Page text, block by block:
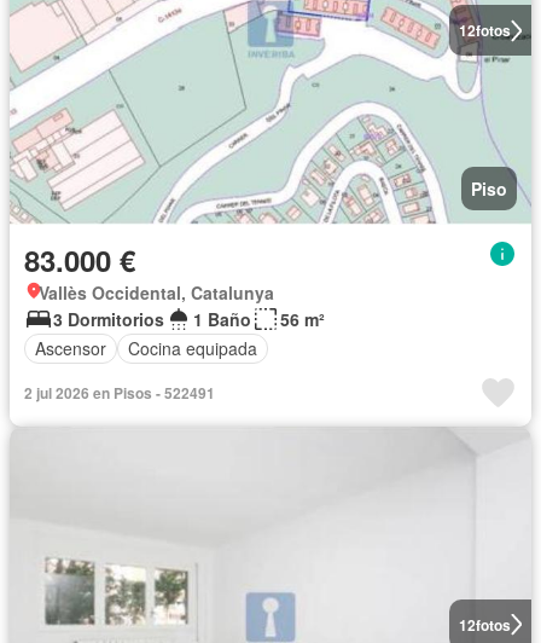
12fotos
Piso
83.000 €
Vallès Occidental, Catalunya
3 Dormitorios
1 Baño
56 m²
Ascensor
Cocina equipada
2 jul 2026 en Pisos - 522491
12fotos